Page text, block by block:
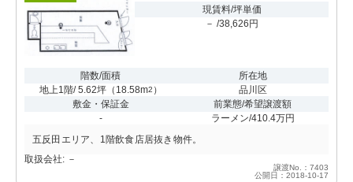
現賃料/坪単価
－ /38,626円
階数/面積
地上1階/ 5.62坪（ 18.58m2 ）
所在地
品川区
敷金・保証金
-
前業態/希望譲渡額
ラーメン/410.4万円
五反田エリア、1階飲食店居抜き物件。
取扱会社: －
譲渡No.：7403
公開日：2018-10-17